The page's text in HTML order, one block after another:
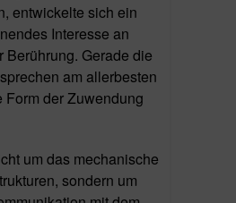
entwickelte sich ein
Interesse an
Berührung. Gerade die
am allerbesten
Form der Zuwendung
um das mechanische
sondern um